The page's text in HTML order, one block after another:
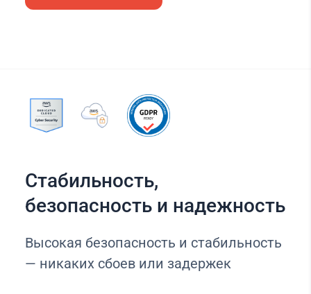
Стабильность,
безопасность и надежность
Высокая безопасность и стабильность
— никаких сбоев или задержек